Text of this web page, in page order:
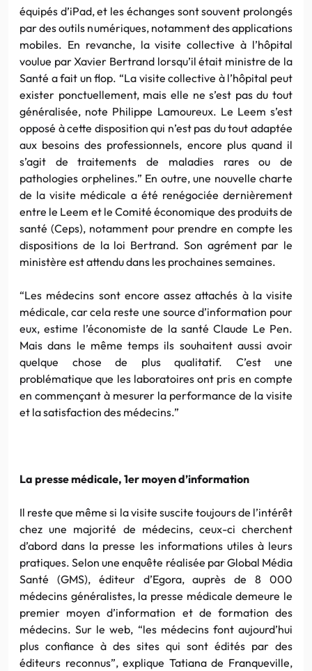
équipés d’iPad, et les échanges sont souvent prolongés
par des outils numériques, notamment des applications
mobiles. En revanche, la visite collective à l’hôpital
voulue par Xavier Bertrand lorsqu’il était ministre de la
Santé a fait un flop. “La visite collective à l’hôpital peut
exister ponctuellement, mais elle ne s’est pas du tout
généralisée, note Philippe Lamoureux. Le Leem s’est
opposé à cette disposition qui n’est pas du tout adaptée
aux besoins des professionnels, encore plus quand il
s’agit de traitements de maladies rares ou de
pathologies orphelines.” En outre, une nouvelle charte
de la visite médicale a été renégociée dernièrement
entre le Leem et le Comité économique des produits de
santé (Ceps), notamment pour prendre en compte les
dispositions de la loi Bertrand. Son agrément par le
ministère est attendu dans les prochaines semaines.
“Les médecins sont encore assez attachés à la visite
médicale, car cela reste une source d’information pour
eux, estime l’économiste de la santé Claude Le Pen.
Mais dans le même temps ils souhaitent aussi avoir
quelque chose de plus qualitatif. C’est une
problématique que les laboratoires ont pris en compte
en commençant à mesurer la performance de la visite
et la satisfaction des médecins.”
La presse médicale, 1er moyen d’information
Il reste que même si la visite suscite toujours de l’intérêt
chez une majorité de médecins, ceux-ci cherchent
d’abord dans la presse les informations utiles à leurs
pratiques. Selon une enquête réalisée par Global Média
Santé (GMS), éditeur d’Egora, auprès de 8 000
médecins généralistes, la presse médicale demeure le
premier moyen d’information et de formation des
médecins. Sur le web, “les médecins font aujourd’hui
plus confiance à des sites qui sont édités par des
éditeurs reconnus”, explique Tatiana de Franqueville,